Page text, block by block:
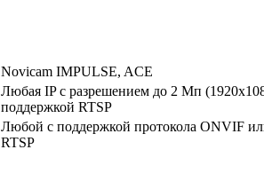
Novicam IMPULSE, ACE
Любая IP с разрешением до 2 Мп
поддержкой RTSP
Любой с поддержкой протокола ONVIF
RTSP